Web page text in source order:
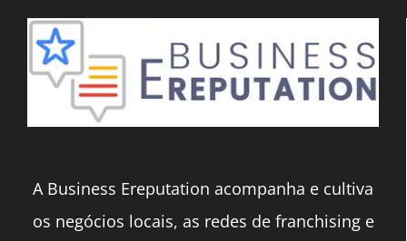
A Business Ereputation acompanha e cultiva
os negócios locais, as redes de franchising e